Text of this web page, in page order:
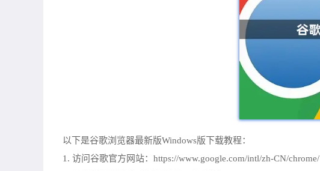
以下是谷歌浏览器最新版Windows版下载教程：
1. 访问谷歌官方网站：https://www.google.com/intl/zh-CN/chrome/